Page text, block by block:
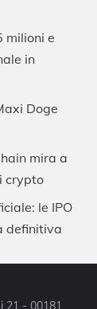
milioni e
in
Doge
mira a
crypto
le IPO
definitiva
21 - 00181